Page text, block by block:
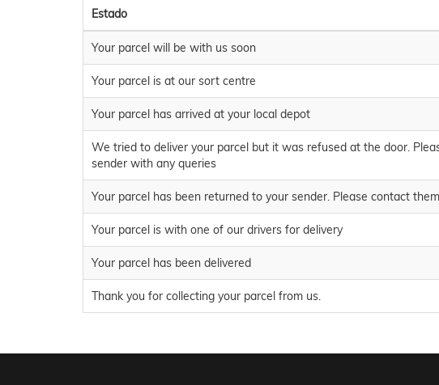
Estado
Your parcel will be with us soon
Your parcel is at our sort centre
Your parcel has arrived at your local depot
We tried to deliver your parcel but it was refused at the door.
sender with any queries
Your parcel has been returned to your sender. Please contact
Your parcel is with one of our drivers for delivery
Your parcel has been delivered
Thank you for collecting your parcel from us.